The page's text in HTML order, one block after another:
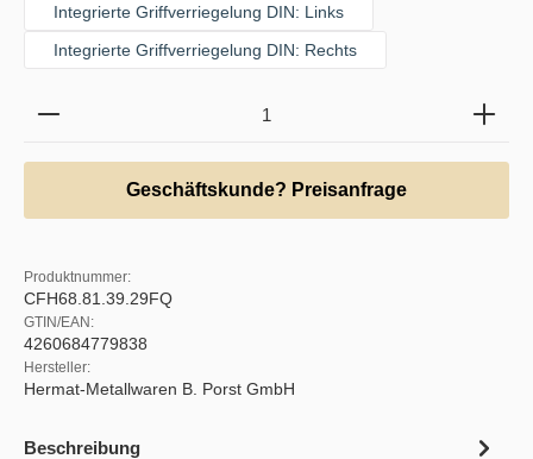
Integrierte Griffverriegelung DIN: Links
Integrierte Griffverriegelung DIN: Rechts
Produkt Anzahl: Gib den gewünschten Wert ein
Geschäftskunde? Preisanfrage
Produktnummer:
CFH68.81.39.29FQ
GTIN/EAN:
4260684779838
Hersteller:
Hermat-Metallwaren B. Porst GmbH
Beschreibung